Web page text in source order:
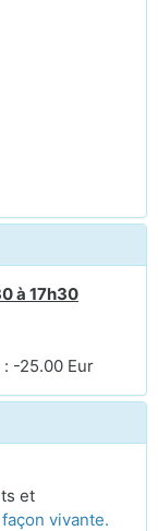
à 17h30
-25.00 Eur
et
vivante.